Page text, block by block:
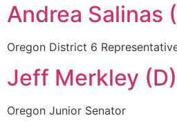
Andrea Salinas
Oregon District 6
Jeff Merkley (D)
Oregon Junior Senator